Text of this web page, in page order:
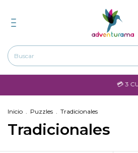
💳 3 CUOTAS SIN
Inicio . Puzzles . Tradicionales
Tradicionales